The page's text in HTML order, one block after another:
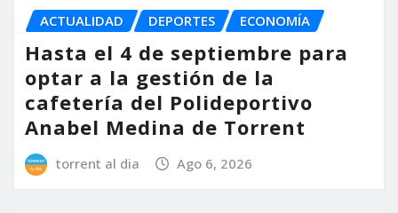
ACTUALIDAD DEPORTES ECONOMÍA
Hasta el 4 de septiembre para
optar a la gestión de la
cafetería del Polideportivo
Anabel Medina de Torrent
torrent al dia Ago 6, 2026